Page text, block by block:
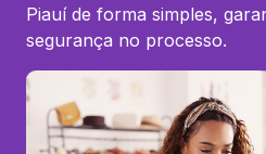
Piauíde forma simples,
segurança no processo.